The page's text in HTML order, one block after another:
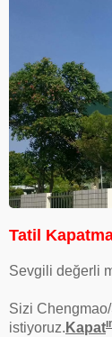
Tatil
Sevgili değerli
Sizi
istiyoruz. Kapat